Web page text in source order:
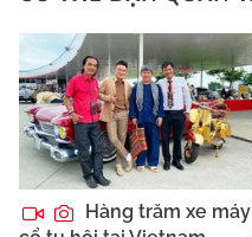
Hàng trăm xe máy